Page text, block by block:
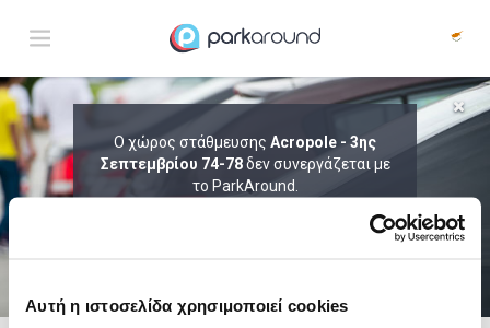
Αυτή η ιστοσελίδα χρησιμοποιεί cookies
Ο χώρος στάθμευσης Acropole - 3ης
Σεπτεμβρίου 74-78δεν συνεργάζεται με
το ParkAround.
ΤΟ PARKAROUND ΕΠΕΚΤΕΙΝΕΙ ΣΥΝΕΧΩΣ
ΑΠΟΤΕΛΕΣΜΑΤΑ ΓΙΑ:
ΑΦΙΞΗ Παρ 07 Αυγ 14:00 ΔΙΑΡΚΕΙΑ 1